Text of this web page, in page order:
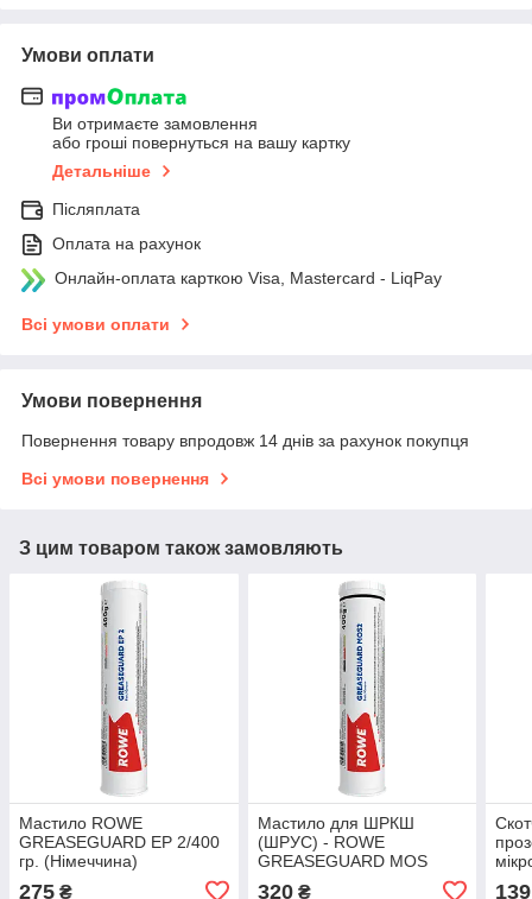
Умови оплати
Ви отримаєте замовлення
або гроші повернуться на вашу картку
Детальніше
Післяплата
Оплата на рахунок
Онлайн-оплата карткою Visa, Mastercard - LiqPay
Всі умови оплати
Умови повернення
Повернення товару впродовж 14 днів за рахунок покупця
Всі умови повернення
З цим товаром також замовляють
Мастило ROWE
GREASEGUARD EP 2/400
гр. (Німеччина)
275 ₴
Мастило для ШРКШ
(ШРУС) - ROWE
GREASEGUARD MOS
320₴ 139